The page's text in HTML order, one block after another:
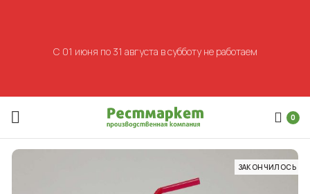
0
ЗАКОНЧИЛОСЬ
С 01 июня по 31 августа в субботу не работаем